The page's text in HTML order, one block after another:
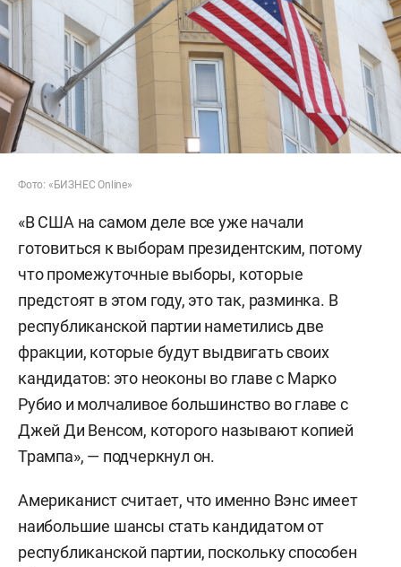
Фото: «БИЗНЕС Online»
«В США на самом деле все уже начали
готовиться к выборам президентским, потому
что промежуточные выборы, которые
предстоят в этом году, это так, разминка. В
республиканской партии наметились две
фракции, которые будут выдвигать своих
кандидатов: это неоконы во главе с Марко
Рубио и молчаливое большинство во главе с
Джей Ди Венсом, которого называют копией
Трампа», — подчеркнул он.
Американист считает, что именно Вэнс имеет
наибольшие шансы стать кандидатом от
республиканской партии, поскольку способен